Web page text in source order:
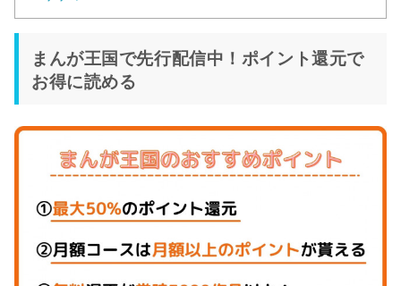
まんが王国で先行配信中！ポイント還元で
お得に読める